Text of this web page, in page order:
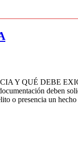
QUÉ DEBE
deben
o presencia un